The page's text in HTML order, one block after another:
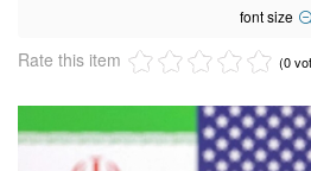
font size
Rate this item (0